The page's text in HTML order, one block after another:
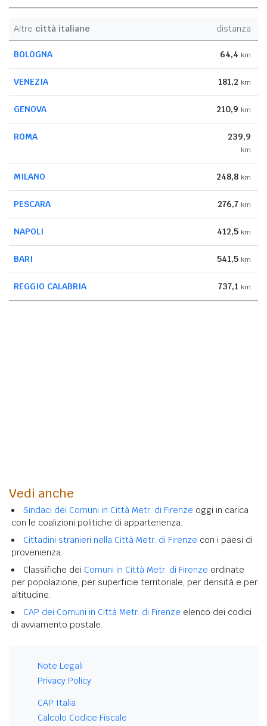
Altre città italiane distanza
BOLOGNA 64,4 km
VENEZIA 181,2 km
GENOVA 210,9 km
ROMA 239,9
km
MILANO 248,8 km
PESCARA 276,7 km
NAPOLI 412,5 km
BARI 541,5 km
REGGIO CALABRIA 737,1 km
Vedi anche
Sindaci dei Comuni in Città Metr. di Firenze oggi in carica
con le coalizioni politiche di appartenenza.
Cittadini stranieri nella Città Metr. di Firenze con i paesi di
provenienza.
Classifiche dei Comuni in Città Metr. di Firenze ordinate
per popolazione, per superficie territoriale, per densità e per
altitudine.
CAP dei Comuni in Città Metr. di Firenze elenco dei codici
di avviamento postale.
Note Legali
Privacy Policy
CAP Italia
Calcolo Codice Fiscale